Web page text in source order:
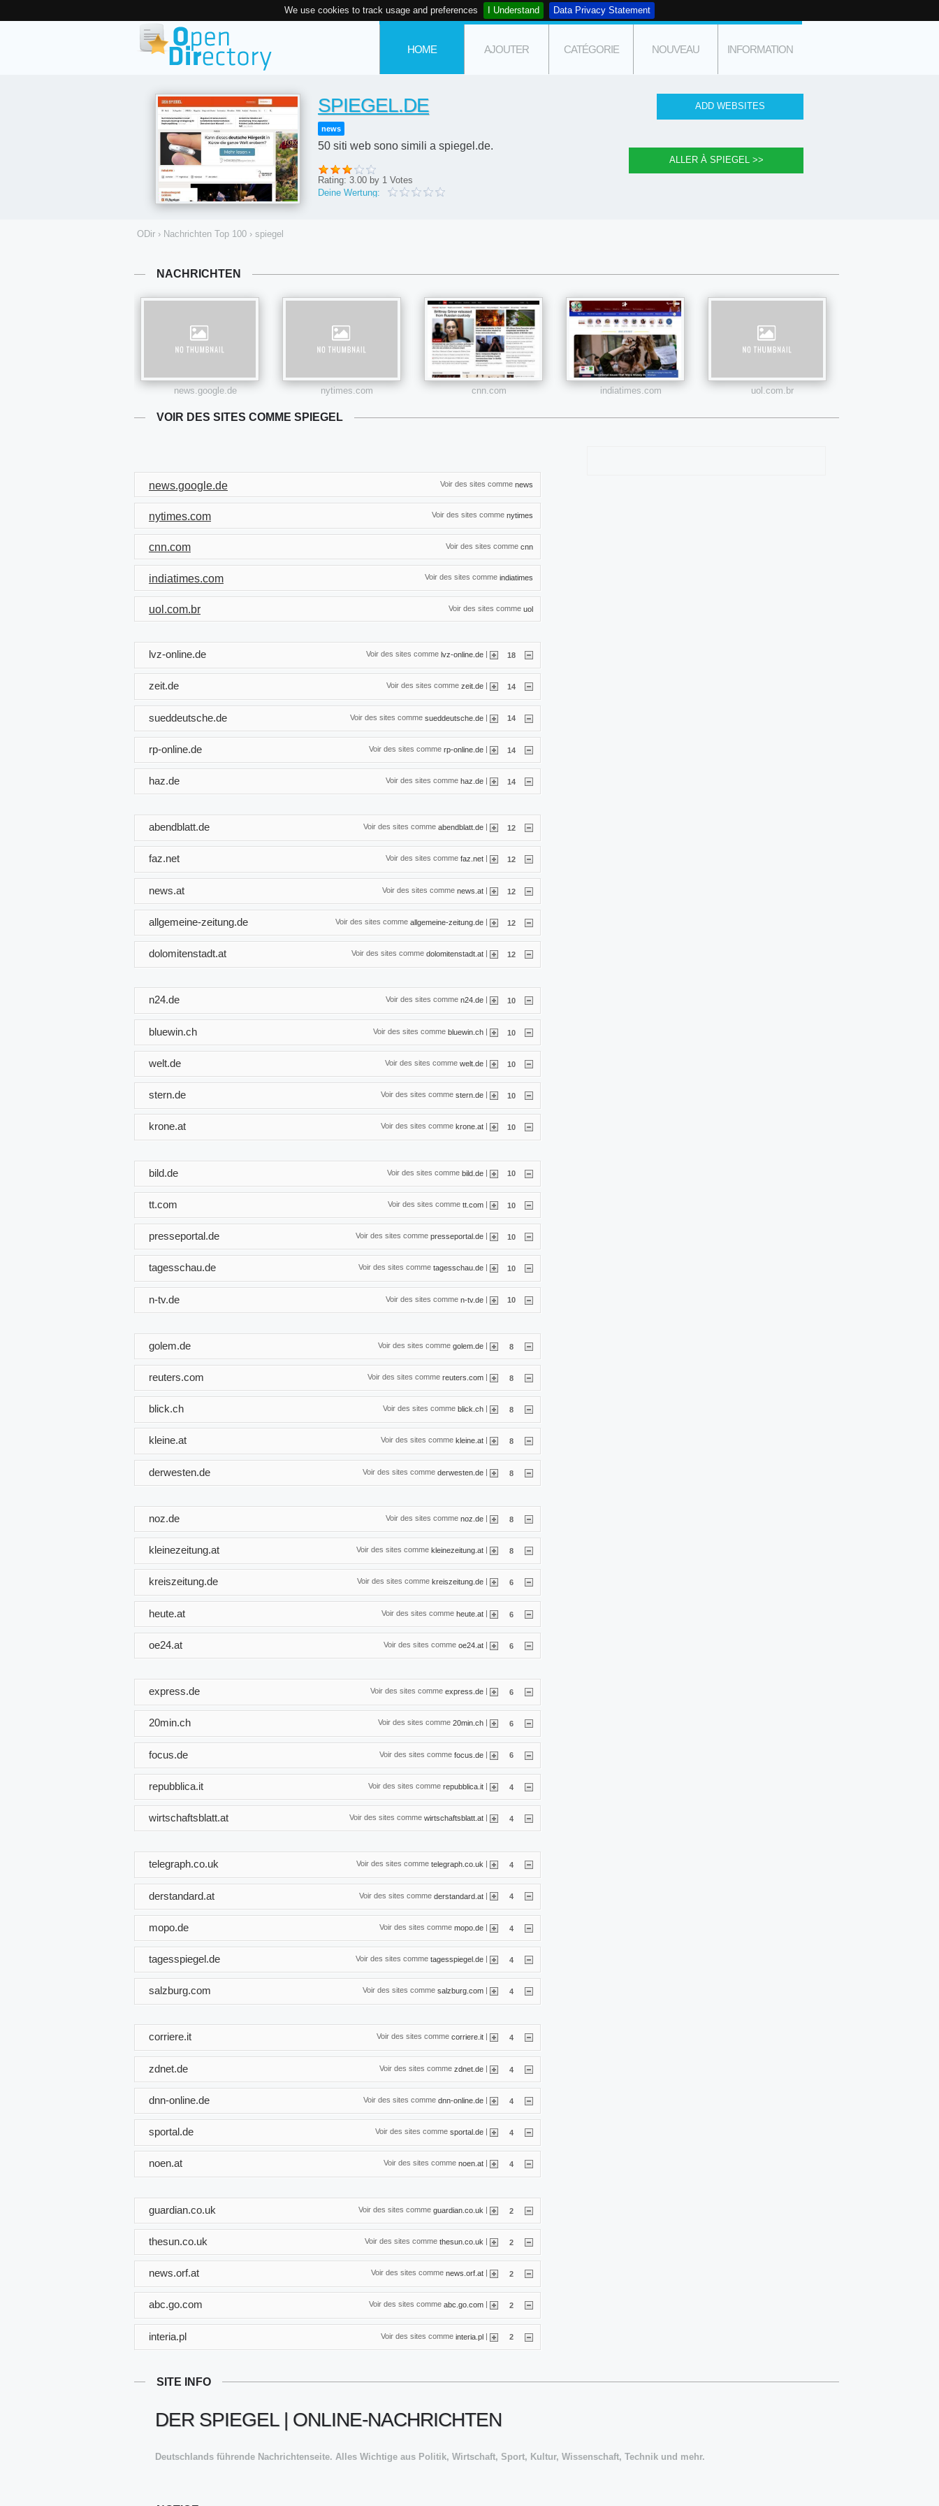
We use cookies to track usage and preferences I Understand Data Privacy Statement
HOME AJOUTER CATÉGORIE NOUVEAU INFORMATION
SPIEGEL.DE
news
50 siti web sono simili a spiegel.de.
Rating: 3.00 by 1 Votes
Deine Wertung:
ODir › Nachrichten Top 100 › spiegel
NACHRICHTEN
news.google.de nytimes.com cnn.com indiatimes.com uol.com.br
VOIR DES SITES COMME SPIEGEL
Voir des sites comme news
news.google.de
Voir des sites comme nytimes
nytimes.com
Voir des sites comme cnn
cnn.com
Voir des sites comme indiatimes
indiatimes.com
Voir des sites comme uol
uol.com.br
Voir des sites comme lvz-online.de | 18
lvz-online.de
Voir des sites comme zeit.de 14
zeit.de
Voir des sites comme sueddeutsche.de | 14
sueddeutsche.de
Voir des sites comme rp-online.de | 14
rp-online.de
Voir des sites comme haz.de | 14
haz.de
Voir des sites comme abendblatt.de 12
abendblatt.de
Voir des sites comme faz.net 12
faz.net
Voir des sites comme news.at | 12
news.at
Voir des sites comme allgemeine-zeitung.de | 12
allgemeine-zeitung.de
Voir des sites comme dolomitenstadt.at | 12
dolomitenstadt.at
Voir des sites comme n24.de 10
n24.de
Voir des sites comme bluewin.ch | 10
bluewin.ch
Voir des sites comme welt.de | 10
welt.de
Voir des sites comme stern.de | 10
stern.de
Voir des sites comme krone.at 10
krone.at
Voir des sites comme bild.de | 10
bild.de
Voir des sites comme tt.com | 10
tt.com
Voir des sites comme presseportal.de | 10
presseportal.de
Voir des sites comme tagesschau.de 10
tagesschau.de
Voir des sites comme n-tv.de | 10
n-tv.de
Voir des sites comme golem.de | 8
golem.de
Voir des sites comme reuters.com | 8
reuters.com
Voir des sites comme blick.ch 8
blick.ch
Voir des sites comme kleine.at 8
kleine.at
Voir des sites comme derwesten.de | 8
derwesten.de
Voir des sites comme noz.de | 8
noz.de
Voir des sites comme kleinezeitung.at | 8
kleinezeitung.at
Voir des sites comme kreiszeitung.de 6
kreiszeitung.de
Voir des sites comme heute.at | 6
heute.at
Voir des sites comme oe24.at | 6
oe24.at
Voir des sites comme express.de | 6
express.de
Voir des sites comme 20min.ch 6
20min.ch
Voir des sites comme focus.de | 6
focus.de
Voir des sites comme repubblica.it | 4
repubblica.it
Voir des sites comme wirtschaftsblatt.at | 4
wirtschaftsblatt.at
Voir des sites comme telegraph.co.uk 4
telegraph.co.uk
Voir des sites comme derstandard.at | 4
derstandard.at
Voir des sites comme mopo.de | 4
mopo.de
Voir des sites comme tagesspiegel.de | 4
tagesspiegel.de
Voir des sites comme salzburg.com 4
salzburg.com
Voir des sites comme corriere.it 4
corriere.it
Voir des sites comme zdnet.de | 4
zdnet.de
Voir des sites comme dnn-online.de | 4
dnn-online.de
Voir des sites comme sportal.de | 4
sportal.de
Voir des sites comme noen.at 4
noen.at
Voir des sites comme guardian.co.uk | 2
guardian.co.uk
Voir des sites comme thesun.co.uk | 2
thesun.co.uk
Voir des sites comme news.orf.at | 2
news.orf.at
Voir des sites comme abc.go.com 2
abc.go.com
Voir des sites comme interia.pl | 2
interia.pl
SITE INFO
DER SPIEGEL | ONLINE-NACHRICHTEN
Deutschlands führende Nachrichtenseite. Alles Wichtige aus Politik, Wirtschaft, Sport, Kultur, Wissenschaft, Technik und mehr.